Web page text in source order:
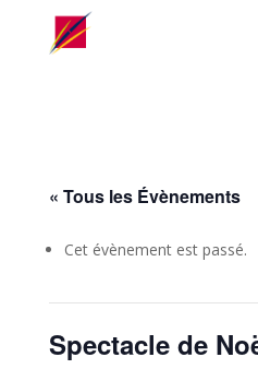
« Tous les Évènements
Cet évènement est passé.
Spectacle de